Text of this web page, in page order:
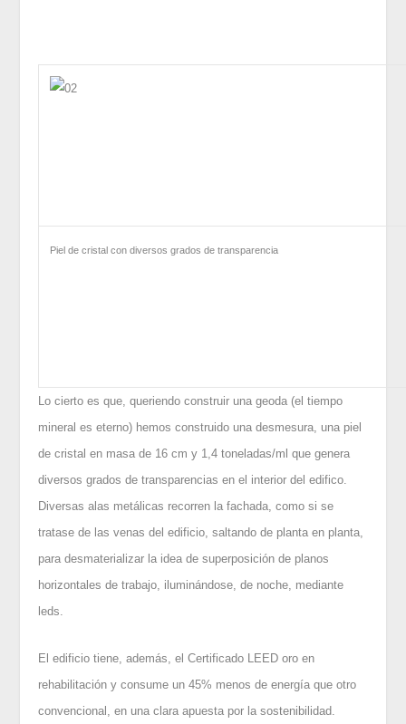
Piel de cristal con diversos grados de transparencia
Lo cierto es que, queriendo construir una geoda (el tiempo
mineral es eterno) hemos construido una desmesura, una piel
de cristal en masa de 16 cm y 1,4 toneladas/ml que genera
diversos grados de transparencias en el interior del edifico.
Diversas alas metálicas recorren la fachada, como si se
tratase de las venas del edificio, saltando de planta en planta,
para desmaterializar la idea de superposición de planos
horizontales de trabajo, iluminándose, de noche, mediante
leds.
El edificio tiene, además, el Certificado LEED oro en
rehabilitación y consume un 45% menos de energía que otro
convencional, en una clara apuesta por la sostenibilidad.